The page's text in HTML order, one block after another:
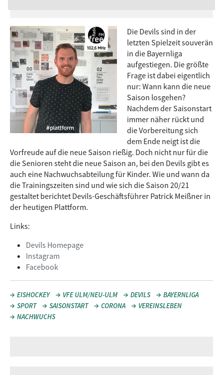
Die Devils sind in der
letzten Spielzeit souverän
in die Bayernliga
aufgestiegen. Die größte
Frage ist dabei eigentlich
nur: Wann kann die neue
Saison losgehen?
Nachdem der Saisonstart
immer näher rückt und
die Vorbereitung sich
dem Ende neigt ist die
Vorfreude auf die neue Saison rießig. Doch nicht nur für die
die Senioren steht die neue Saison an, bei den Devils gibt es
auch eine Nachwuchsabteilung für Kinder. Wie und wann da
die Trainingszeiten sind und wie sich die Saison 20/21
gestaltet berichtet Devils-Geschäftsführer Patrick Meißner in
der heutigen Plattform.
Links:
Devils Homepage
Instagram
Facebook
EISHOCKEY VFE ULM/NEU-ULM DEVILS
BAYERNLIGA
SPORT
SAISONSTART CORONA
VEREINSLEBEN
NACHWUCHS